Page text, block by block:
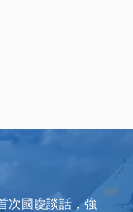
次國慶談話，強